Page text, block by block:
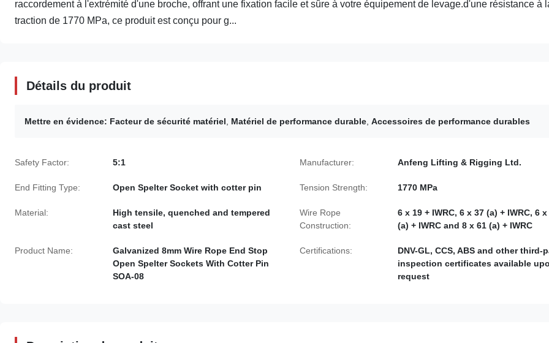
raccordement à l'extrémité d'une broche, offrant une fixation facile et sûre à votre équipement de levage.d'une résistance à
traction de 1770 MPa, ce produit est conçu pour g...
Détails du produit
Mettre en évidence: Facteur de sécurité matériel Matériel de performance durable Accessoires de performance durables
Safety Factor: 5:1 Manufacturer: Anfeng Lifting & Rigging Ltd.
End Fitting Type: Open Spelter Socket with cotter pin Tension Strength: 1770 MPa
Material:
High tensile, quenched and tempered
cast steel
Wire Rope
Construction:
6 x 19 + IWRC, 6 x 37 (a) + IWRC, 6 x
(a) + IWRC and 8 x 61 (a) + IWRC
Product Name:
Galvanized 8mm Wire Rope End Stop
Open Spelter Sockets With Cotter Pin
SOA-08
Certifications:
DNV-GL, CCS, ABS and other third-
inspection certificates available
request